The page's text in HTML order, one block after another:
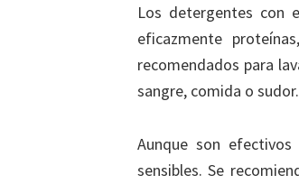
Los detergentes con
eficazmente
recomendados para
sangre, comida o sudor.
Aunque son
sensibles. Se